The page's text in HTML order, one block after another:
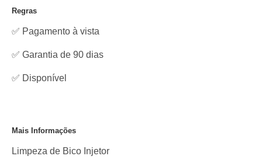
Regras
✅ Pagamento à vista
✅ Garantia de 90 dias
✅ Disponível
Mais Informações
Limpeza de Bico Injetor